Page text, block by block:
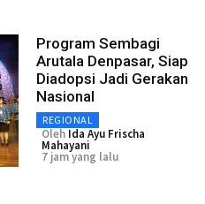
Program Sembagi
Arutala Denpasar, Siap
Diadopsi Jadi Gerakan
Nasional
REGIONAL
Oleh Ida Ayu Frischa
Mahayani
7 jam yang lalu